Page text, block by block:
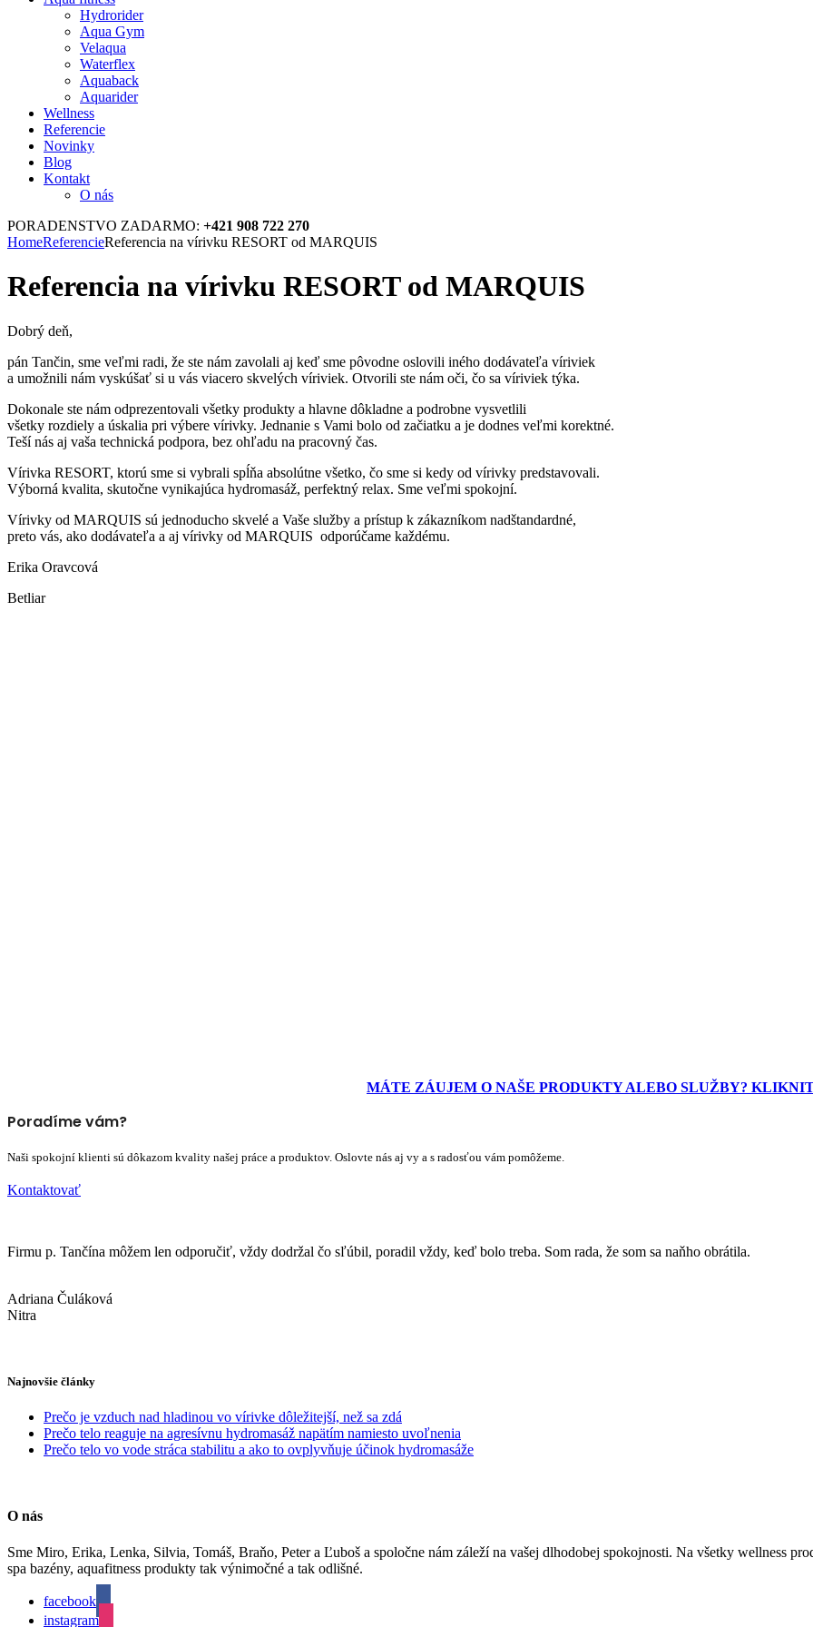
Hydrorider
Aqua Gym
Velaqua
Waterflex
Aquaback
Aquarider
Wellness
Referencie
Novinky
Blog
Kontakt
O nás
PORADENSTVO ZADARMO: +421 908 722 270
HomeReferencieReferencia na vírivku RESORT od MARQUIS
Referencia na vírivku RESORT od MARQUIS
Dobrý deň,
pán Tančin, sme veľmi radi, že ste nám zavolali aj keď sme pôvodne oslovili iného dodávateľa víriviek
a umožnili nám vyskúšať si u vás viacero skvelých víriviek. Otvorili ste nám oči, čo sa víriviek týka.
Dokonale ste nám odprezentovali všetky produkty a hlavne dôkladne a podrobne vysvetlili
všetky rozdiely a úskalia pri výbere vírivky. Jednanie s Vami bolo od začiatku a je dodnes veľmi korektné.
Teší nás aj vaša technická podpora, bez ohľadu na pracovný čas.
Vírivka RESORT, ktorú sme si vybrali spĺňa absolútne všetko, čo sme si kedy od vírivky predstavovali.
Výborná kvalita, skutočne vynikajúca hydromasáž, perfektný relax. Sme veľmi spokojní.
Vírivky od MARQUIS sú jednoducho skvelé a Vaše služby a prístup k zákazníkom nadštandardné,
preto vás, ako dodávateľa a aj vírivky od MARQUIS odporúčame každému.
Erika Oravcová
Betliar
MÁTE ZÁUJEM O NAŠE PRODUKTY ALEBO SLUŽBY?
Poradíme vám?
Naši spokojní klienti sú dôkazom kvality našej práce a produktov. Oslovte nás aj vy a s radosťou vám pomôžeme.
Kontaktovať
Firmu p. Tančína môžem len odporučiť, vždy dodržal čo sľúbil, poradil vždy, keď bolo treba. Som rada, že som sa naňho obrátila.
Adriana Čuláková
Nitra
Najnovšie články
Prečo je vzduch nad hladinou vo vírivke dôležitejší, než sa zdá
Prečo telo reaguje na agresívnu hydromasáž napätím namiesto uvoľnenia
Prečo telo vo vode stráca stabilitu a ako to ovplyvňuje účinok hydromasáže
O nás
Sme Miro, Erika, Lenka, Silvia, Tomáš, Braňo, Peter a Ľuboš a spoločne nám záleží na vašej dlhodobej spokojnosti. Na všetky wellness
spa bazény, aquafitness produkty tak výnimočné a tak odlišné.
facebook
instagram